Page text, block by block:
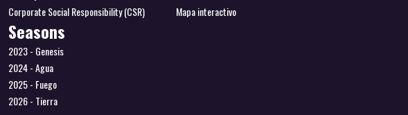
Corporate Social Responsibility (CSR)
Seasons
2023 - Genesis
2024 - Agua
2025 - Fuego
2026 - Tierra
Mapa interactivo